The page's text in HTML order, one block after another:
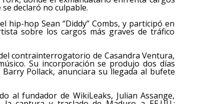
declaró no culpable.
hip-hop Sean “Diddy” Combs, y participó en
sobre los cargos más graves de tráfico
contrainterrogatorio de Casandra Ventura,
Su incorporación se produjo dos días
Pollack, anunciara su llegada al bufete
al fundador de WikiLeaks, Julian Assange,